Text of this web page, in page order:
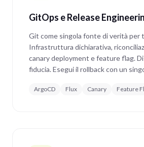
GitOps e Release
Git come singola fonte di verità per
Infrastruttura dichiarativa,
canary deployment e feature flag.
fiducia. Esegui il rollback con un
ArgoCD Flux Canary Feature